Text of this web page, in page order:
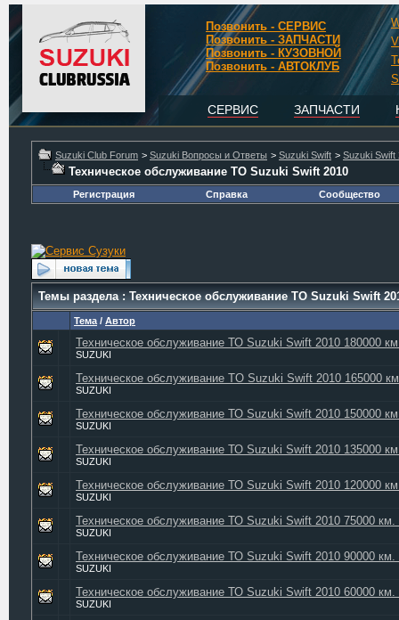
Позвонить - СЕРВИС
Позвонить - ЗАПЧАСТИ
Позвонить - КУЗОВНОЙ
Позвонить - АВТОКЛУБ
СЕРВИС ЗАПЧАСТИ
Suzuki Club Forum > Suzuki Вопросы и Ответы > Suzuki Swift > Suzuki Swift
Техническое обслуживание ТО Suzuki Swift 2010
Регистрация Справка Сообщество
Темы раздела: Техническое обслуживание ТО Suzuki Swift
Тема / Автор
Техническое обслуживание ТО Suzuki Swift 2010 180000
SUZUKI
Техническое обслуживание ТO Suzuki Swift 2010 165000
SUZUKI
Техническое обслуживание ТО Suzuki Swift 2010 150000
SUZUKI
Техническое обслуживание ТО Suzuki Swift 2010 135000
SUZUKI
Техническое обслуживание ТО Suzuki Swift 2010 120000
SUZUKI
Техническое обслуживание ТО Suzuki Swift 2010 75000 км.
SUZUKI
Техническое обслуживание ТО Suzuki Swift 2010 90000 км.
SUZUKI
Техническое обслуживание ТО Suzuki Swift 2010 60000 км.
SUZUKI